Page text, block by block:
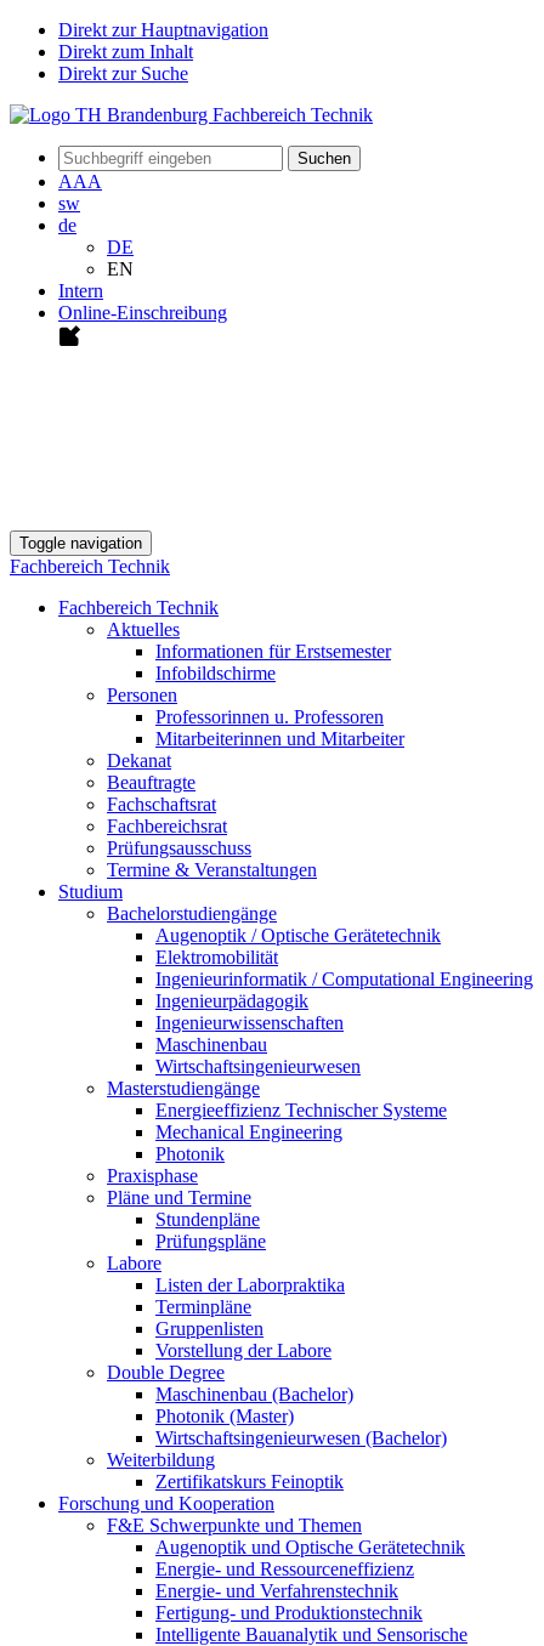
Direkt zur Hauptnavigation
Direkt zum Inhalt
Direkt zur Suche
Suchen
AAA
sw
de
DE
EN
Intern
Online-Einschreibung
Toggle navigation
Fachbereich Technik
Fachbereich Technik
Aktuelles
Informationen für Erstsemester
Infobildschirme
Personen
Professorinnen u. Professoren
Mitarbeiterinnen und Mitarbeiter
Dekanat
Beauftragte
Fachschaftsrat
Fachbereichsrat
Prüfungsausschuss
Termine & Veranstaltungen
Studium
Bachelorstudiengänge
Augenoptik / Optische Gerätetechnik
Elektromobilität
Ingenieurinformatik / Computational Engineering
Ingenieurpädagogik
Ingenieurwissenschaften
Maschinenbau
Wirtschaftsingenieurwesen
Masterstudiengänge
Energieeffizienz Technischer Systeme
Mechanical Engineering
Photonik
Praxisphase
Pläne und Termine
Stundenpläne
Prüfungspläne
Labore
Listen der Laborpraktika
Terminpläne
Gruppenlisten
Vorstellung der Labore
Double Degree
Maschinenbau (Bachelor)
Photonik (Master)
Wirtschaftsingenieurwesen (Bachelor)
Weiterbildung
Zertifikatskurs Feinoptik
Forschung und Kooperation
F&E Schwerpunkte und Themen
Augenoptik und Optische Gerätetechnik
Energie- und Ressourceneffizienz
Energie- und Verfahrenstechnik
Fertigung- und Produktionstechnik
Intelligente Bauanalytik und Sensorische